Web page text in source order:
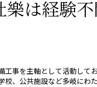
樂は経験
事を主軸として活動してお
、公共施設など多岐にわた